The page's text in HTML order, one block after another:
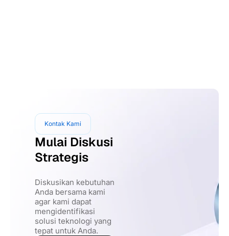
Kontak Kami
Mulai Diskusi
Strategis
Diskusikan kebutuhan
Anda bersama kami
agar kami dapat
mengidentifikasi
solusi teknologi yang
tepat untuk Anda.